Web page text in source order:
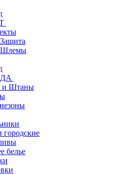
Шлемы
и Штаны
городские
белье